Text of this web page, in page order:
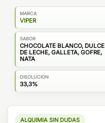
MARCA
VIPER
SABOR
CHOCOLATE BLANCO, DULCE
DE LECHE, GALLETA, GOFRE,
NATA
DISOLUCION
33,3%
ALQUIMIA SIN DUDAS